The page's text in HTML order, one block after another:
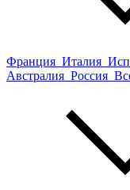
Франция Италия
Австралия Россия